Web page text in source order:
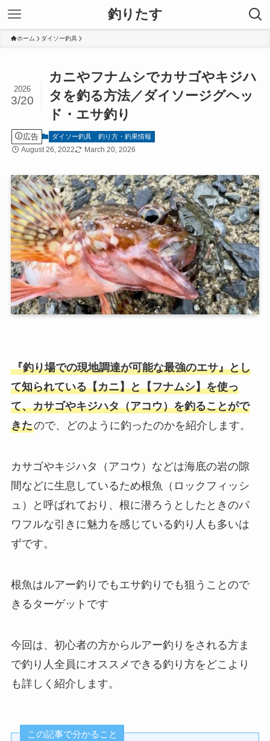
釣りたす
ホーム ダイソー釣具
カニやフナムシでカサゴやキジハ
タを釣る方法／ダイソージグヘッ
ド・エサ釣り
2026
3/20
広告 ダイソー釣具 釣り方・釣果情報
August 26, 2022 March 20, 2026
『釣り場での現地調達が可能な最強のエサ』とし
て知られている【カニ】と【フナムシ】を使っ
て、カサゴやキジハタ（アコウ）を釣ることがで
きたので、どのように釣ったのかを紹介します。
カサゴやキジハタ（アコウ）などは海底の岩の隙
間などに生息しているため根魚（ロックフィッシ
ュ）と呼ばれており、根に潜ろうとしたときのパ
ワフルな引きに魅力を感じている釣り人も多いは
ずです。
根魚はルアー釣りでもエサ釣りでも狙うことので
きるターゲットです
今回は、初心者の方からルアー釣りをされる方ま
で釣り人全員にオススメできる釣り方をどこより
も詳しく紹介します。
この記事で分かること